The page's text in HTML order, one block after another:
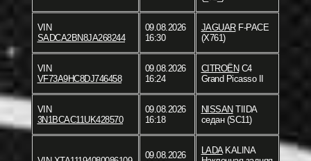
VIN
SADCA2BN8JA268244
09.08.2026
16:30
JAGUARF-PACE
(X761)
VIN
VF73A9HC8DJ746458
09.08.2026
16:24
CITROËN C4
Grand Picasso II
VIN
3N1BCAC11UK428570
09.08.2026
16:18
NISSAN TIIDA
седан (SC11)
09.08.2026
LADAKALINA